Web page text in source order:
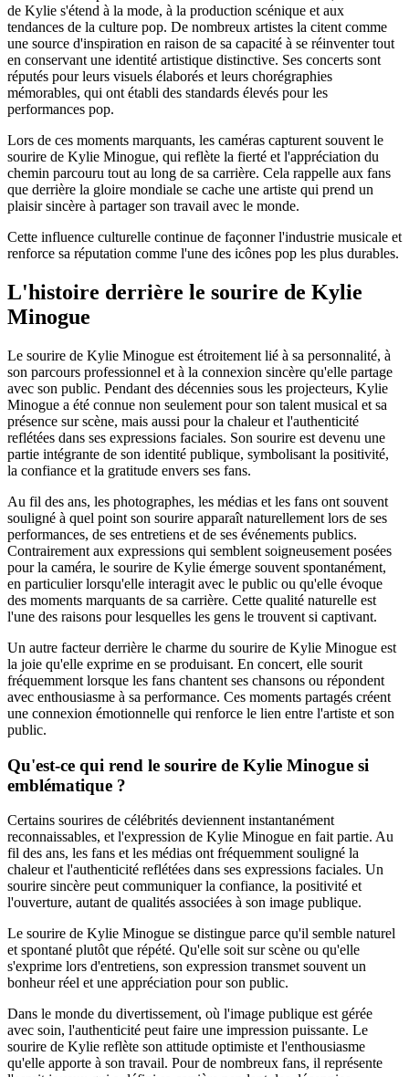
de Kylie s'étend à la mode, à la production scénique et aux
tendances de la culture pop. De nombreux artistes la citent comme
une source d'inspiration en raison de sa capacité à se réinventer tout
en conservant une identité artistique distinctive. Ses concerts sont
réputés pour leurs visuels élaborés et leurs chorégraphies
mémorables, qui ont établi des standards élevés pour les
performances pop.
Lors de ces moments marquants, les caméras capturent souvent le
sourire de Kylie Minogue, qui reflète la fierté et l'appréciation du
chemin parcouru tout au long de sa carrière. Cela rappelle aux fans
que derrière la gloire mondiale se cache une artiste qui prend un
plaisir sincère à partager son travail avec le monde.
Cette influence culturelle continue de façonner l'industrie musicale et
renforce sa réputation comme l'une des icônes pop les plus durables.
L'histoire derrière le sourire de Kylie
Minogue
Le sourire de Kylie Minogue est étroitement lié à sa personnalité, à
son parcours professionnel et à la connexion sincère qu'elle partage
avec son public. Pendant des décennies sous les projecteurs, Kylie
Minogue a été connue non seulement pour son talent musical et sa
présence sur scène, mais aussi pour la chaleur et l'authenticité
reflétées dans ses expressions faciales. Son sourire est devenu une
partie intégrante de son identité publique, symbolisant la positivité,
la confiance et la gratitude envers ses fans.
Au fil des ans, les photographes, les médias et les fans ont souvent
souligné à quel point son sourire apparaît naturellement lors de ses
performances, de ses entretiens et de ses événements publics.
Contrairement aux expressions qui semblent soigneusement posées
pour la caméra, le sourire de Kylie émerge souvent spontanément,
en particulier lorsqu'elle interagit avec le public ou qu'elle évoque
des moments marquants de sa carrière. Cette qualité naturelle est
l'une des raisons pour lesquelles les gens le trouvent si captivant.
Un autre facteur derrière le charme du sourire de Kylie Minogue est
la joie qu'elle exprime en se produisant. En concert, elle sourit
fréquemment lorsque les fans chantent ses chansons ou répondent
avec enthousiasme à sa performance. Ces moments partagés créent
une connexion émotionnelle qui renforce le lien entre l'artiste et son
public.
Qu'est-ce qui rend le sourire de Kylie Minogue si
emblématique ?
Certains sourires de célébrités deviennent instantanément
reconnaissables, et l'expression de Kylie Minogue en fait partie. Au
fil des ans, les fans et les médias ont fréquemment souligné la
chaleur et l'authenticité reflétées dans ses expressions faciales. Un
sourire sincère peut communiquer la confiance, la positivité et
l'ouverture, autant de qualités associées à son image publique.
Le sourire de Kylie Minogue se distingue parce qu'il semble naturel
et spontané plutôt que répété. Qu'elle soit sur scène ou qu'elle
s'exprime lors d'entretiens, son expression transmet souvent un
bonheur réel et une appréciation pour son public.
Dans le monde du divertissement, où l'image publique est gérée
avec soin, l'authenticité peut faire une impression puissante. Le
sourire de Kylie reflète son attitude optimiste et l'enthousiasme
qu'elle apporte à son travail. Pour de nombreux fans, il représente